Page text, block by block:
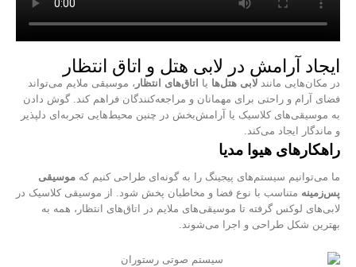
ایجاد آرامش در لابی هتل و اتاق انتظار
در مکان‌هایی مانند لابی هتل‌ها یا اتاق‌های انتظار ، موسیقی ملایم می‌تواند
فضای آرام و راحتی برای مهمانان و مراجعه‌کنندگان فراهم کند. گوش دادن
به موسیقی‌های کلاسیک یا آرامش‌بخش در چنین محیط‌هایی تجربه‌ای دلپذیر
و ماندگار ایجاد می‌کند.
راهکارهای هیوا مدیا
ما می‌توانیم سیستم‌های پیجینگ را به گونه‌ای طراحی کنیم که موسیقی
پس‌زمینه متناسب با نوع فضا و مخاطبان پخش شود. از موسیقی کلاسیک در
لابی‌های لوکس گرفته تا موسیقی‌های ملایم در اتاق‌های انتظار، همه به
بهترین شکل طراحی و اجرا می‌شوند.